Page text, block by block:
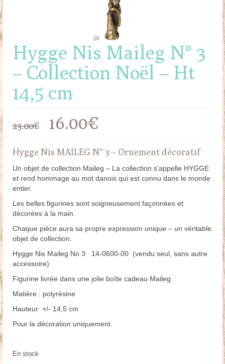
Hygge Nis Maileg N° 3
– Collection Noël – Ht
14,5 cm
23.00€
Le
prix
initial
était :
23.00€.
16.00€
prix
actuel
est :
16.00€.
Hygge Nis MAILEG N° 3 – Ornement décoratif
Un objet de collection Maileg – La collection s’appelle HYGGE
et rend hommage au mot danois qui est connu dans le monde
entier.
Les belles figurines sont soigneusement façonnées et
décorées à la main.
Chaque pièce aura sa propre expression unique – un véritable
objet de collection.
Hygge Nis Maileg No 3 14-0600-00 (vendu seul, sans autre
accessoire)
Figurine livrée dans une jolie boîte cadeau Maileg
Matière : polyrésine
Hauteur +/- 14,5 cm
Pour la décoration uniquement.
En stock